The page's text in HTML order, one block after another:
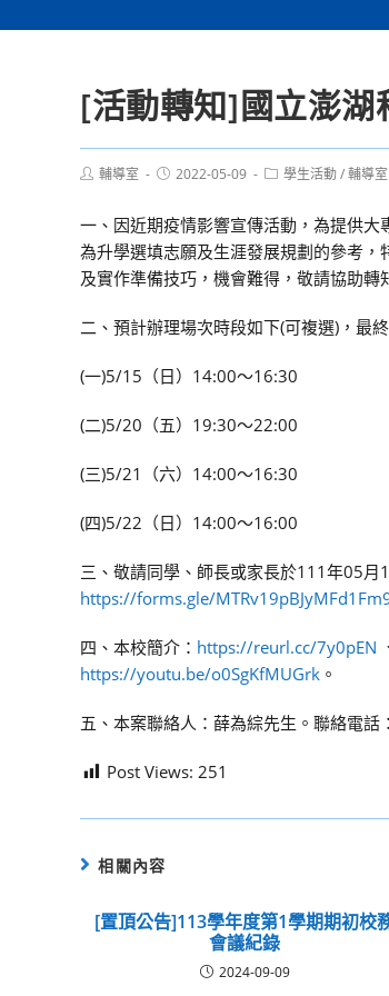
[活動轉知]國立澎
Post輔導室
Post2022-05-09
Post學生活動/輔導室
一、因近期疫情影響宣傳活動，為提供
為升學選填志願及生涯發展規劃的參考
及實作準備技巧，機會難得，敬請協助轉
二、預計辦理場次時段如下(可複選)，最
(一)5/15（日）14:00～16:30
(二)5/20（五）19:30～22:00
(三)5/21（六）14:00～16:30
(四)5/22（日）14:00～16:00
三、敬請同學、師長或家長於111年05月
https://forms.gle/
四、本校簡介： https://reurl.cc/7y0pEN
https://youtu.be/o0SgKfMUGrk 。
五、本案聯絡人：薛為綜先生。聯絡電
Post Views: 251
相關內容
[置頂公告]113學年度第1學期期初校
會議紀錄
2024-09-09